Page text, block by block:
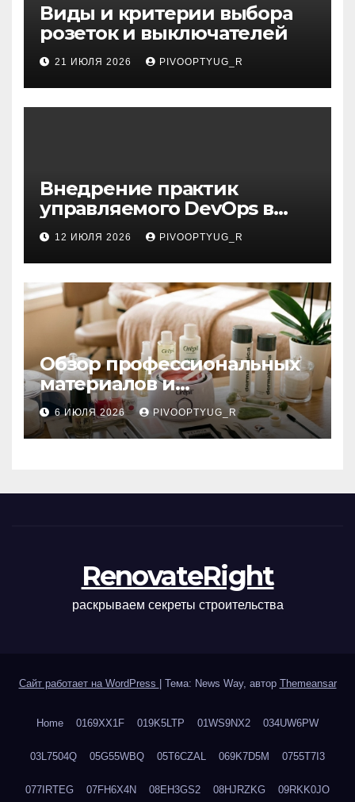
Виды и критерии выбора
розеток и выключателей
21 ИЮЛЯ 2026 PIVOOPTYUG_R
Внедрение практик
управляемого DevOps в
корпоративную ИТ-
инфраструктуру
12 ИЮЛЯ 2026 PIVOOPTYUG_R
Обзор профессиональных
материалов и
инструментов для
маникюра, депиляции,
наращивания ресниц и
6 ИЮЛЯ 2026 PIVOOPTYUG_R
RenovateRight
раскрываем секреты строительства
Сайт работает на WordPress Тема: News Way, автор Themeansar
Home 0169XX1F 019K5LTP 01WS9NX2 034UW6PW
03L7504Q 05G55WBQ 05T6CZAL 069K7D5M 0755T7I3
077IRTEG 07FH6X4N 08EH3GS2 08HJRZKG 09RKK0JO